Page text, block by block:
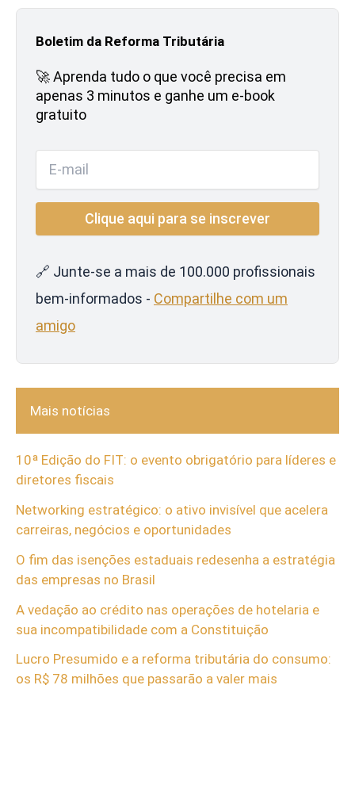
Boletim da Reforma Tributária
🚀 Aprenda tudo o que você precisa em
apenas 3 minutos e ganhe um e-book
gratuito
🔗 Junte-se a mais de 100.000 profissionais
bem-informados - Compartilhe com um
amigo
Mais notícias
10ª Edição do FIT: o evento obrigatório para líderes e
diretores fiscais
Networking estratégico: o ativo invisível que acelera
carreiras, negócios e oportunidades
O fim das isenções estaduais redesenha a estratégia
das empresas no Brasil
A vedação ao crédito nas operações de hotelaria e
sua incompatibilidade com a Constituição
Lucro Presumido e a reforma tributária do consumo:
os R$ 78 milhões que passarão a valer mais